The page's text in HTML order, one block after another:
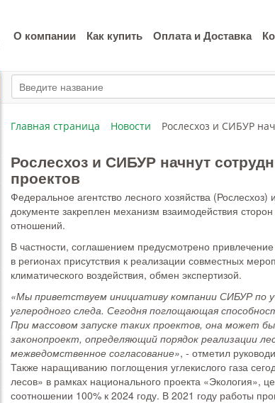
О компании Как купить Оплата и Доставка
Главная страница Новости Рослесхоз и СИБУР
Рослесхоз и СИБУР начнут
проектов
Федеральное агентство лесного хозяйства
документе закреплен механизм взаимодействия
отношений.
В частности, соглашением предусмотрено
в регионах присутствия к реализации совместных
климатического воздействия, обмен экспертизой.
«Мы приветствуем инициативу компании СИБУР по
углеродного следа. Сегодня поглощающая
При массовом запуске таких проектов, она может
законопроект, определяющий порядок реализации
межведомственное согласование», - отметил
Также наращиванию поглощения углекислого газа
лесов» в рамках национального проекта «Экология»,
соотношении 100% к 2024 году. В 2021 году работы